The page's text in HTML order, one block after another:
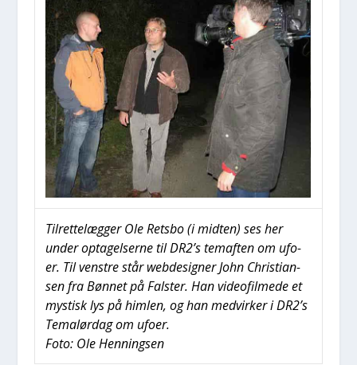
Til­ret­te­læg­ger Ole Rets­bo (i mid­ten) ses her
under opta­gel­ser­ne til DR2’s temaf­ten om ufo­
er. Til ven­stre står web­de­sig­ner John Chri­sti­an­
sen fra Bøn­net på Fal­ster. Han video­fil­me­de et
mystisk lys på him­len, og han med­vir­ker i DR2’s
Temalør­dag om ufo­er.
Foto: Ole Hen­nings­en